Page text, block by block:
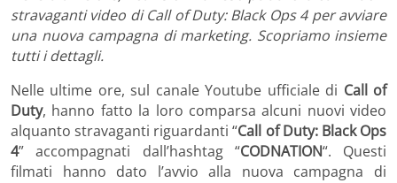
stravaganti video di Call of Duty: Black Ops 4 per avviare
una nuova campagna di marketing. Scopriamo insieme
tutti i dettagli.
Nelle ultime ore, sul canale Youtube ufficiale di Call of
Duty, hanno fatto la loro comparsa alcuni nuovi video
alquanto stravaganti riguardanti “Call of Duty: Black Ops
4” accompagnati dall’hashtag “CODNATION“. Questi
filmati hanno dato l’avvio alla nuova campagna di